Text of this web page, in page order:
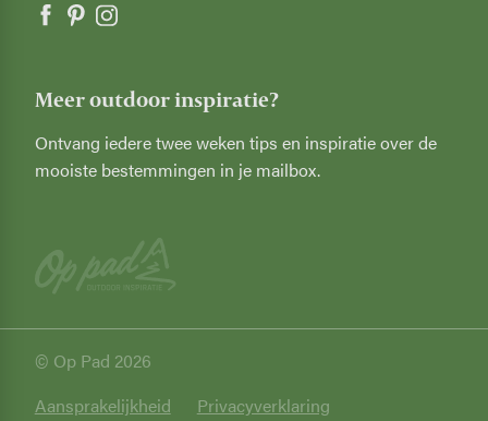
Meer outdoor inspiratie?
Ontvang iedere twee weken tips en inspiratie over de
mooiste bestemmingen in je mailbox.
© Op Pad 2026
Privacy
Aansprakelijkheid Privacyverklaring